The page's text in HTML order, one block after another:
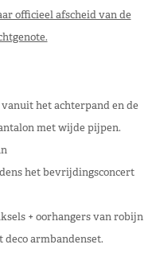
officieel afscheid van de
het achterpand en de
met wijde pijpen.
het bevrijdingsconcert
+ oorhangers van robijn
armbandenset.